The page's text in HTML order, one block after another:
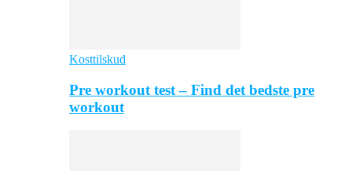
Kosttilskud
Pre workout test – Find det bedste pre
workout